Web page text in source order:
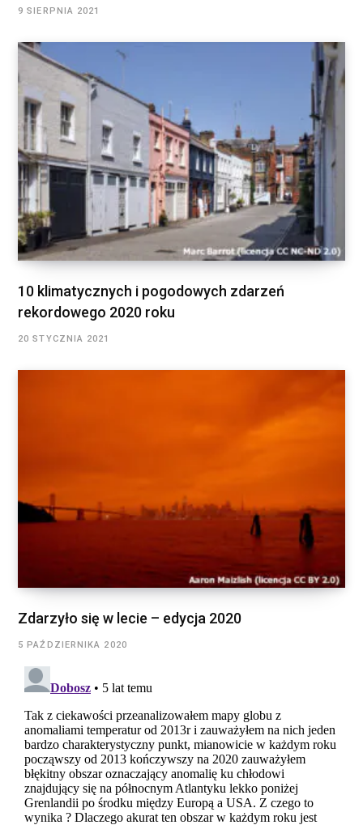
9 SIERPNIA 2021
10 klimatycznych i pogodowych zdarzeń
rekordowego 2020 roku
20 STYCZNIA 2021
Zdarzyło się w lecie – edycja 2020
5 PAŹDZIERNIKA 2020